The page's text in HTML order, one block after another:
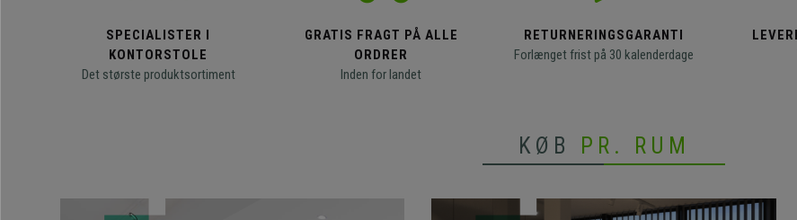
SPECIALISTER I
KONTORSTOLE
Det største produktsortiment
GRATIS FRAGT PÅ ALLE
ORDRER
Inden for landet
RETURNERINGSGARANTI
Forlænget frist på 30 kalenderdage
KØB PR. RUM